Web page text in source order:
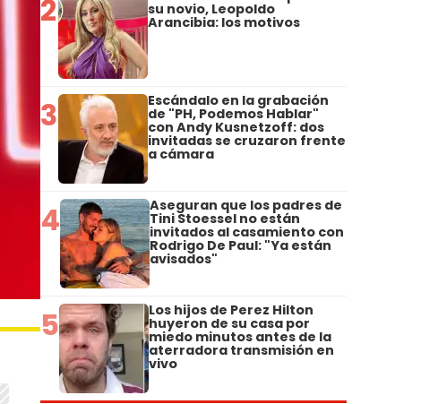
2 su novio, Leopoldo
Arancibia: los motivos
3 Escándalo en la grabación
de "PH, Podemos Hablar"
con Andy Kusnetzoff: dos
invitadas se cruzaron frente
a cámara
4 Aseguran que los padres de
Tini Stoessel no están
invitados al casamiento con
Rodrigo De Paul: "Ya están
avisados"
5 Los hijos de Perez Hilton
huyeron de su casa por
miedo minutos antes de la
aterradora transmisión en
vivo